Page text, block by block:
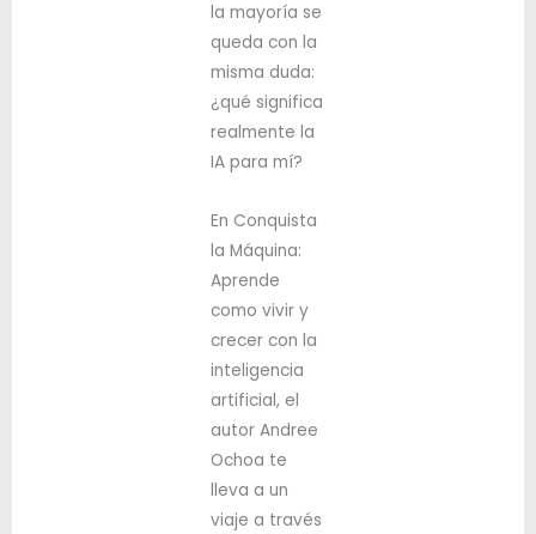
la mayoría se
queda con la
misma duda:
¿qué significa
realmente la
IA para mí?
En Conquista
la Máquina:
Aprende
como vivir y
crecer con la
inteligencia
artificial, el
autorAndree
Ochoa te
lleva a un
viaje a través